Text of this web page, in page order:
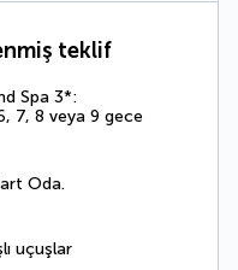
teklif
Spa 3*:
7, 8 veya 9 gece
Oda.
uçuşlar